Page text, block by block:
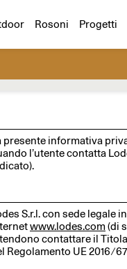
Rosoni Progetti
presente informativa
l’utente contatta
S.r.l. con sede legale
www.lodes.com(di
contattare il
Regolamento UE 2016 ⁄